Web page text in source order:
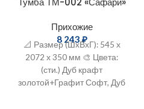
Прихожие
8 243₽
📐 Размер (ШxВхГ): 545 х
2072 х 350 мм 🎨 Цвета:
(сти.) Дуб крафт
золотой+Графит Софт, Дуб